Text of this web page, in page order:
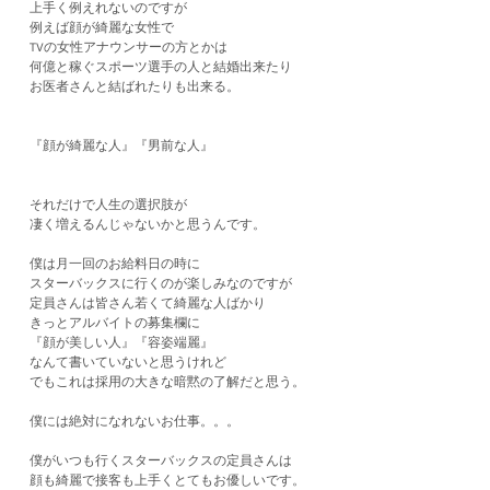
上手く例えれないのですが
例えば顔が綺麗な女性で
TVの女性アナウンサーの方とかは
何億と稼ぐスポーツ選手の人と結婚出来たり
お医者さんと結ばれたりも出来る。
『顔が綺麗な人』『男前な人』
それだけで人生の選択肢が
凄く増えるんじゃないかと思うんです。
僕は月一回のお給料日の時に
スターバックスに行くのが楽しみなのですが
定員さんは皆さん若くて綺麗な人ばかり
きっとアルバイトの募集欄に
『顔が美しい人』『容姿端麗』
なんて書いていないと思うけれど
でもこれは採用の大きな暗黙の了解だと思う。
僕には絶対になれないお仕事。。。
僕がいつも行くスターバックスの定員さんは
顔も綺麗で接客も上手くとてもお優しいです。